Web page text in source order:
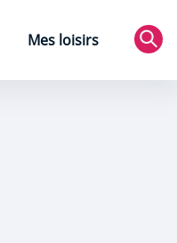
Mes loisirs